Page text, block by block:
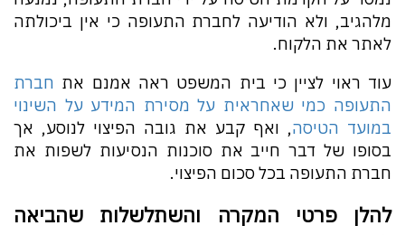
מלהגיב, ולא הודיעה לחברת התעופה כי אין ביכולתה
לאתר את הלקוח.
עוד ראוי לציין כי בית המשפט ראה אמנם את חברת
התעופה כמי שאחראית על מסירת המידע על השינוי
במועד הטיסה, ואף קבע את גובה הפיצוי לנוסע, אך
בסופו של דבר חייב את סוכנות הנסיעות לשפות את
חברת התעופה בכל סכום הפיצוי.
להלן פרטי המקרה והשתלשלות שהביאה